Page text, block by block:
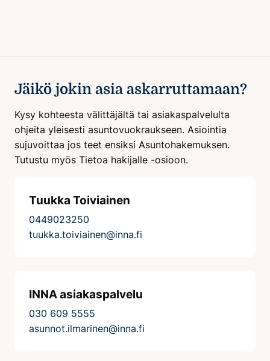
Jäikö jokin asia askarruttamaan?
Kysy kohteesta välittäjältä tai asiakaspalvelulta
ohjeita yleisesti asuntovuokraukseen. Asiointia
sujuvoittaa jos teet ensiksi Asuntohakemuksen.
Tutustu myös Tietoa hakijalle -osioon.
Tuukka Toiviainen
0449023250
tuukka.toiviainen@inna.fi
INNA asiakaspalvelu
030 609 5555
asunnot.ilmarinen@inna.fi